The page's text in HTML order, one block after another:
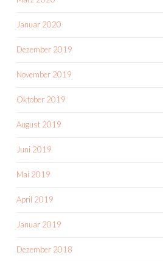
Januar 2020
Dezember 2019
November 2019
Oktober 2019
August 2019
Juni 2019
Mai 2019
April 2019
Januar 2019
Dezember 2018